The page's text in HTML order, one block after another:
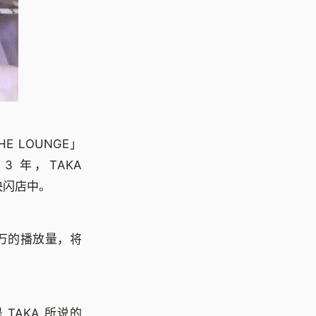
LOUNGE」
年，TAKA
店中。
的播放量，将
TAKA 所说的